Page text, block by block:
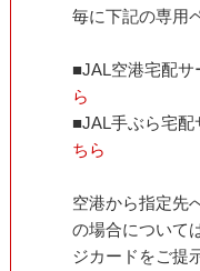
毎に下記の専用
■JAL空港宅配サ
ら
■JAL手ぶら宅配
ちら
空港から指定先
の場合について
ジカードをご提